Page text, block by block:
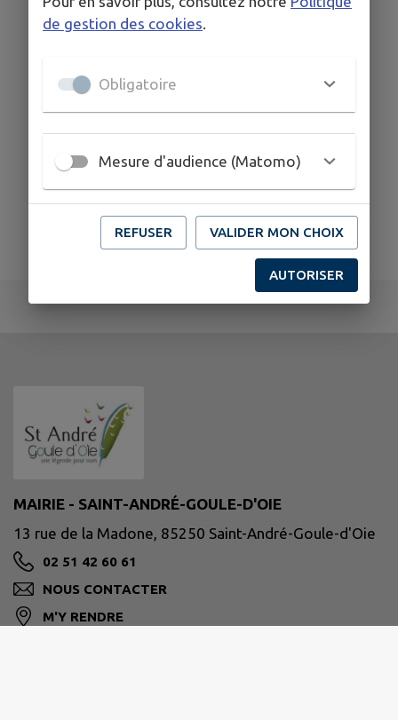
dan.messagerie@orange.fr
06.70.15.65.70
MAIRIE - SAINT-ANDRÉ-GOULE-D'OIE
13 rue de la Madone, 85250 Saint-André-Goule-d'Oie
02 51 42 60 61
NOUS CONTACTER
M'Y RENDRE
de gestion des cookies
Obligatoire
Mesure d'audience (Matomo)
REFUSER VALIDER MON CHOIX
AUTORISER